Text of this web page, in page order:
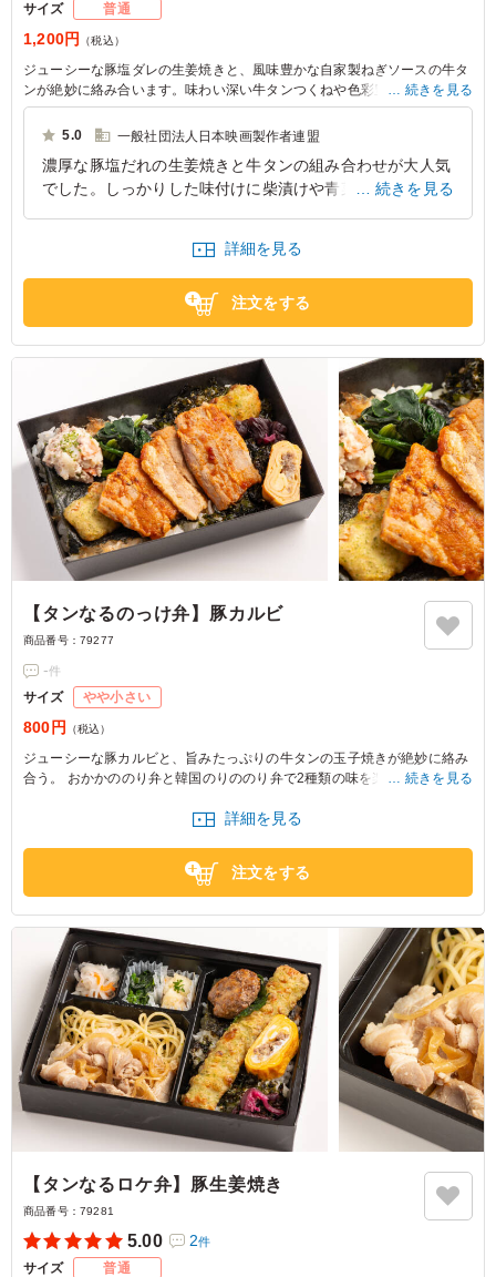
サイズ 普通
1,200円 （税込）
ジューシーな豚塩ダレの生姜焼きと、風味豊かな自家製ねぎソースの牛タ
ンが絶妙に絡み合います。味わい深い牛タンつくねや色彩豊かな付け合わ
せが、充実した食事のひとときを演出。会議やセミナーに最適です。
続きを見る
5.0 一般社団法人日本映画製作者連盟
濃厚な豚塩だれの生姜焼きと牛タンの組み合わせが大人気
でした。しっかりした味付けに柴漬けや青菜のナムルが丁
東京都中央区日本橋2026/07/25
続きを見る
詳細を見る
注文をする
【タンなるのっけ弁】豚カルビ
商品番号： 79277
-件
サイズ やや小さい
800円 （税込）
ジューシーな豚カルビと、旨みたっぷりの牛タンの玉子焼きが絶妙に絡み
合う。 おかかののり弁と韓国のりののり弁で2種類の味を楽しめます。タ
続きを見る
詳細を見る
注文をする
【タンなるロケ弁】豚生姜焼き
商品番号： 79281
5.00 2件
サイズ 普通